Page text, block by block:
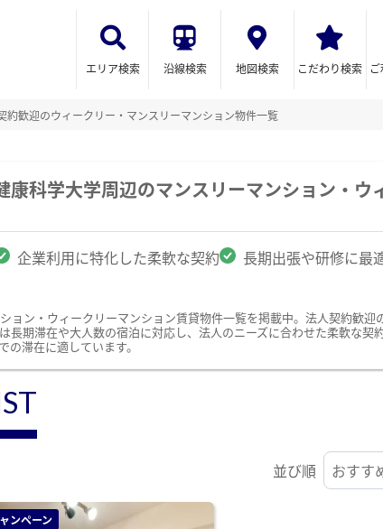
エリア検索 沿線検索 地図検索 こだわり検索
約歓迎のウィークリー・マンスリーマンション物件一覧
康科学大学周辺のマンスリーマンション・ウ
企業利用に特化した柔軟な契約 長期出張や研修に最
ョン・ウィークリーマンション賃貸物件一覧を掲載中。法人契約歓
長期滞在や大人数の宿泊に対応し、法人のニーズに合わせた柔軟な
滞在に適しています。
並び順
ンペーン